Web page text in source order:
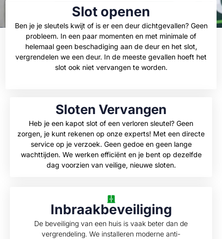
Slot openen
Ben je je sleutels kwijt of is er een deur dichtgevallen? Geen
probleem. In een paar momenten en met minimale of
helemaal geen beschadiging aan de deur en het slot,
vergrendelen we een deur. In de meeste gevallen hoeft het
slot ook niet vervangen te worden.
Sloten Vervangen
Heb je een kapot slot of een verloren sleutel? Geen
zorgen, je kunt rekenen op onze experts! Met een directe
service op je verzoek. Geen gedoe en geen lange
wachttijden. We werken efficiënt en je bent op dezelfde
dag voorzien van veilige, nieuwe sloten.
Inbraakbeveiliging
De beveiliging van een huis is vaak beter dan de
vergrendeling. We installeren moderne anti-